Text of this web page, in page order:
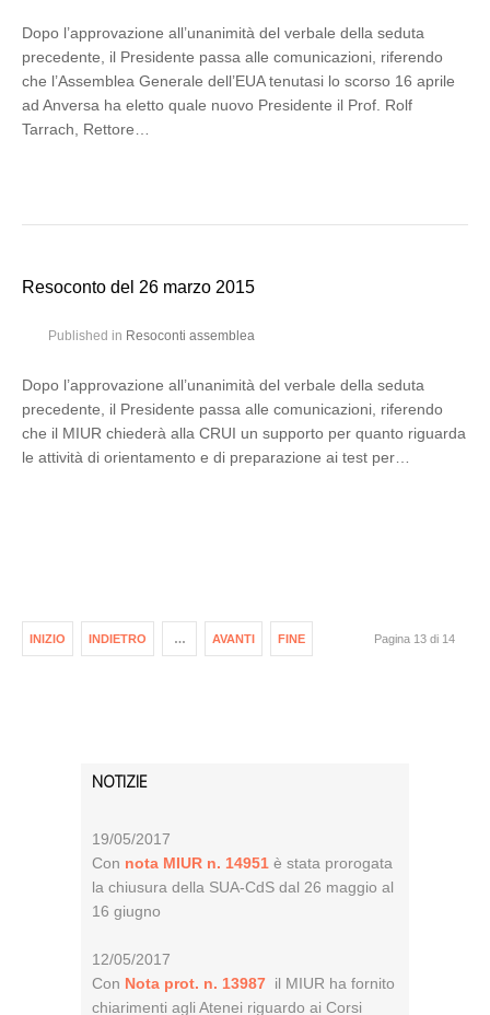
Dopo l’approvazione all’unanimità del verbale della seduta
precedente, il Presidente passa alle comunicazioni, riferendo
che l’Assemblea Generale dell’EUA tenutasi lo scorso 16 aprile
ad Anversa ha eletto quale nuovo Presidente il Prof. Rolf
Tarrach, Rettore…
Resoconto del 26 marzo 2015
Published in Resoconti assemblea
Dopo l’approvazione all’unanimità del verbale della seduta
precedente, il Presidente passa alle comunicazioni, riferendo
che il MIUR chiederà alla CRUI un supporto per quanto riguarda
le attività di orientamento e di preparazione ai test per…
INIZIO INDIETRO … AVANTI FINE Pagina 13 di 14
NOTIZIE
19/05/2017
Con nota MIUR n. 14951 è stata prorogata
la chiusura della SUA-CdS dal 26 maggio al
16 giugno
12/05/2017
Con Nota prot. n. 13987 il MIUR ha fornito
chiarimenti agli Atenei riguardo ai Corsi